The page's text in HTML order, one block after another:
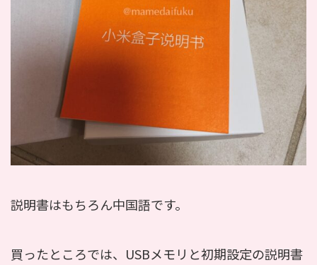
説明書はもちろん中国語です。
買ったところでは、USBメモリと初期設定の説明書